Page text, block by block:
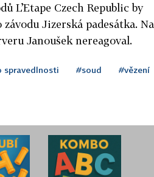
L’Etape Czech Republic by
Jizerská padesátka. Na
Janoušek nereagoval.
spravedlnosti #soud #vězení